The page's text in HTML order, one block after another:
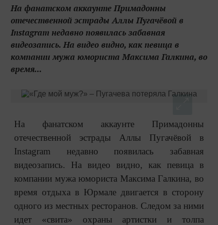
На фанатском аккаунте Примадонны
отечественной эстрады Аллы Пугачёвой в
Instagram недавно появилась забавная
видеозапись. На видео видно, как певица в
компании мужа юмориста Максима Галкина, во
время...
На фанатском аккаунте Примадонны
отечественной эстрады Аллы Пугачёвой в
Instagram недавно появилась забавная
видеозапись. На видео видно, как певица в
компании мужа юмориста Максима Галкина, во
время отдыха в Юрмале двигается в сторону
одного из местных ресторанов. Следом за ними
идет «свита» охраны артистки и толпа